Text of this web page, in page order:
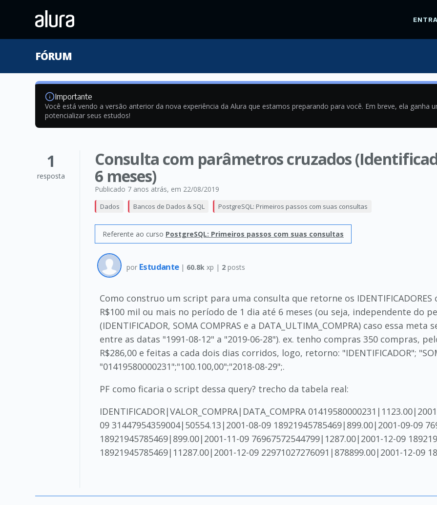
FÓRUM
Importante
Você está vendo a versão anterior da nova experiência da Alura que estamos preparando para você. Em breve, ela ganha
potencializar seus estudos!
1
resposta
Consulta com parâmetros cruzados
6 meses)
Publicado 7 anos atrás, em 22/08/2019
Dados Bancos de Dados & SQL PostgreSQL: Primeiros passos com suas consultas
Referente ao curso PostgreSQL: Primeiros passos com suas consultas
por Estudante | 60.8k xp | 2 posts
Como construo um script para uma consulta que retorne os IDENTIFICADORES
R$100 mil ou mais no período de 1 dia até 6 meses (ou seja, independente do
(IDENTIFICADOR, SOMA COMPRAS e a DATA_ULTIMA_COMPRA) caso essa
entre as datas "1991-08-12" a "2019-06-28"). ex. tenho compras 350 compras,
R$286,00 e feitas a cada dois dias corridos, logo, retorno: "IDENTIFICADOR";
"01419580000231";"100.100,00";"2018-08-29";.
PF como ficaria o script dessa query? trecho da tabela real:
IDENTIFICADOR|VALOR_COMPRA|DATA_COMPRA
09 31447954359004|50554.13|2001-08-09 18921945785469|899.00|2001-09-09
18921945785469|899.00|2001-11-09 76967572544799|1287.00|2001-12-09
18921945785469|11287.00|2001-12-09 22971027276091|878899.00|2001-12-09